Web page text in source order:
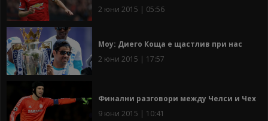
2 юни 2015 | 05:56
Моу: Диего Коща е щастлив при нас
2 юни 2015 | 17:57
Финални разговори между Челси и Чех
9 юни 2015 | 10:41